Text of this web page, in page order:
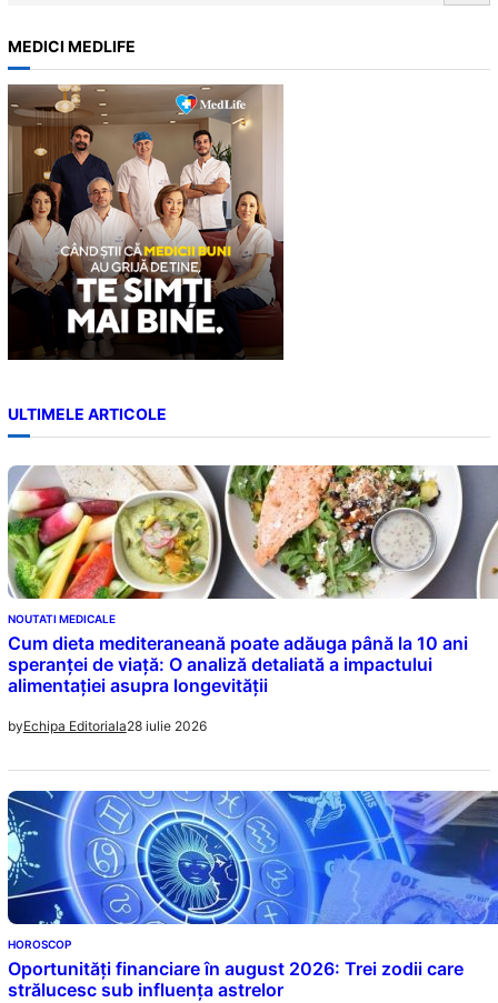
a
r
c
h
MEDICI MEDLIFE
ULTIMELE ARTICOLE
NOUTATI MEDICALE
Cum dieta mediteraneană poate adăuga până la 10 ani
speranței de viață: O analiză detaliată a impactului
alimentației asupra longevității
byEchipa Editoriala28 iulie 2026
HOROSCOP
Oportunități financiare în august 2026: Trei zodii care
strălucesc sub influența astrelor